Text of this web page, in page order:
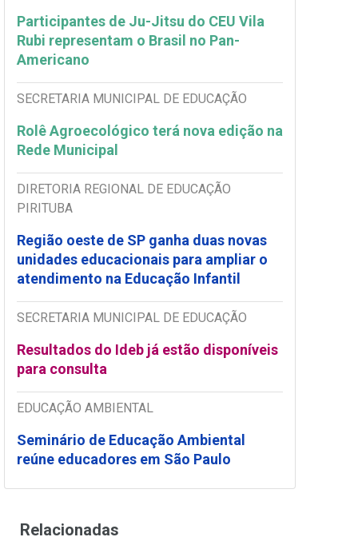
Participantes de Ju-Jitsu do CEU Vila
Rubi representam o Brasil no Pan-
Americano
SECRETARIA MUNICIPAL DE EDUCAÇÃO
Rolê Agroecológico terá nova edição na
Rede Municipal
DIRETORIA REGIONAL DE EDUCAÇÃO
PIRITUBA
Região oeste de SP ganha duas novas
unidades educacionais para ampliar o
atendimento na Educação Infantil
SECRETARIA MUNICIPAL DE EDUCAÇÃO
Resultados do Ideb já estão disponíveis
para consulta
EDUCAÇÃO AMBIENTAL
Seminário de Educação Ambiental
reúne educadores em São Paulo
Relacionadas